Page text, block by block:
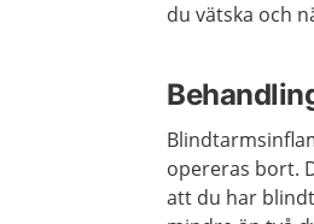
du vätska och
opereras bort.
att du har